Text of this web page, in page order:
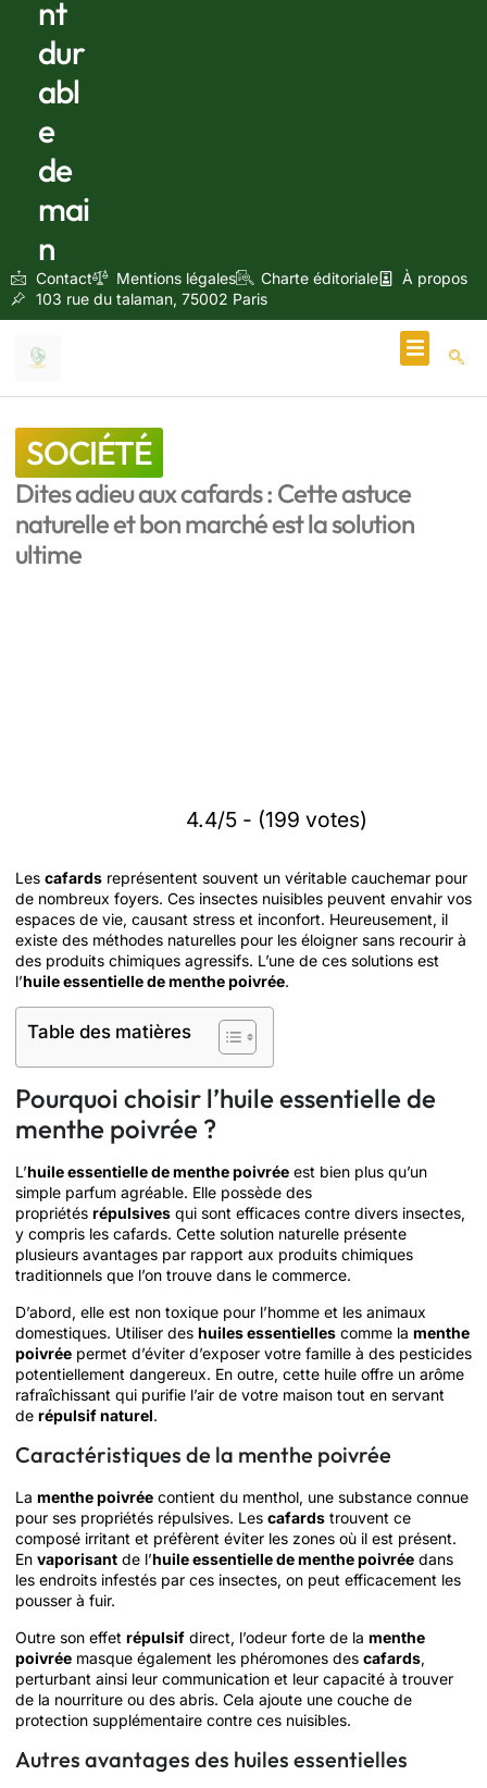
nt
dur
abl
e
de
mai
n
Contact Mentions légales Charte éditoriale
À propos
103 rue du talaman, 75002 Paris
SOCIÉTÉ
Dites adieu aux cafards : Cette astuce
naturelle et bon marché est la solution
ultime
4.4/5 - (199 votes)
Les cafards représentent souvent un véritable cauchemar pour
de nombreux foyers. Ces insectes nuisibles peuvent envahir vos
espaces de vie, causant stress et inconfort. Heureusement, il
existe des méthodes naturelles pour les éloigner sans recourir à
des produits chimiques agressifs. L’une de ces solutions est
l’huile essentielle de menthe poivrée.
Table des matières
Pourquoi choisir l’huile essentielle de
menthe poivrée ?
L’huile essentielle de menthe poivrée est bien plus qu’un
simple parfum agréable. Elle possède des
propriétés répulsives qui sont efficaces contre divers insectes,
y compris les cafards. Cette solution naturelle présente
plusieurs avantages par rapport aux produits chimiques
traditionnels que l’on trouve dans le commerce.
D’abord, elle est non toxique pour l’homme et les animaux
domestiques. Utiliser des huiles essentielles comme la menthe
poivrée permet d’éviter d’exposer votre famille à des pesticides
potentiellement dangereux. En outre, cette huile offre un arôme
rafraîchissant qui purifie l’air de votre maison tout en servant
de répulsif naturel.
Caractéristiques de la menthe poivrée
La menthe poivrée contient du menthol, une substance connue
pour ses propriétés répulsives. Les cafards trouvent ce
composé irritant et préfèrent éviter les zones où il est présent.
En vaporisant de l’huile essentielle de menthe poivrée dans
les endroits infestés par ces insectes, on peut efficacement les
pousser à fuir.
Outre son effet répulsif direct, l’odeur forte de la menthe
poivrée masque également les phéromones des cafards,
perturbant ainsi leur communication et leur capacité à trouver
de la nourriture ou des abris. Cela ajoute une couche de
protection supplémentaire contre ces nuisibles.
Autres avantages des huiles essentielles